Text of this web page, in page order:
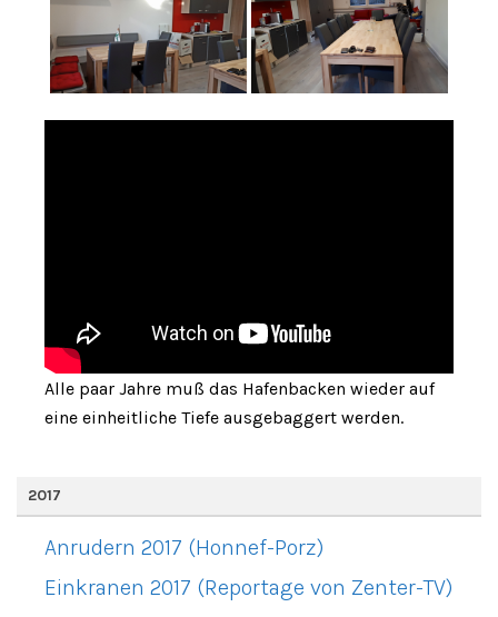
Alle paar Jahre muß das Hafenbacken wieder auf
eine einheitliche Tiefe ausgebaggert werden.
2017
Anrudern 2017 (Honnef-Porz)
Einkranen 2017 (Reportage von Zenter-TV)